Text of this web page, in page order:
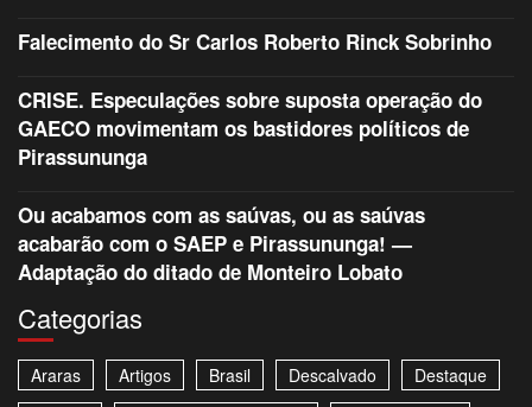
Falecimento do Sr Carlos Roberto Rinck Sobrinho
CRISE. Especulações sobre suposta operação do
GAECO movimentam os bastidores políticos de
Pirassununga
Ou acabamos com as saúvas, ou as saúvas
acabarão com o SAEP e Pirassununga! —
Adaptação do ditado de Monteiro Lobato
Categorias
Araras Artigos Brasil Descalvado
Destaque